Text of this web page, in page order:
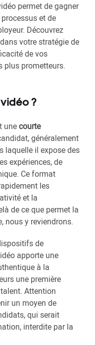
permet de gagner
et de
Découvrez
votre stratégie de
de vos
plus prometteurs.
?
unecourte
généralement
laquelle il expose des
expériences, de
Ce format
les
et la
de ce que permet la
nous y reviendrons.
de
apporte une
à la
une première
Attention
un moyen de
qui serait
interdite par la